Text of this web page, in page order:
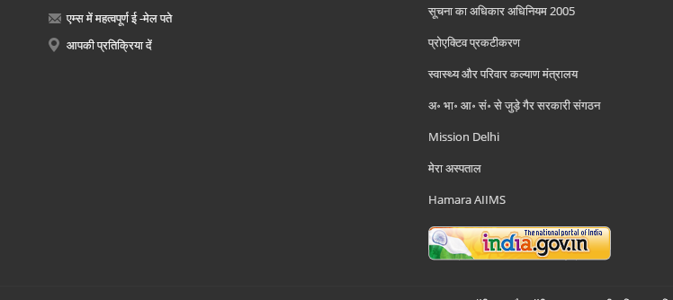
एम्स में महत्वपूर्ण ई -मेल पते
आपकी प्रतिक्रिया दें
सूचना का अधिकार अधिनियम 2005
प्रोएक्टिव प्रकटीकरण
स्वास्थ्य और परिवार कल्याण मंत्रालय
अ॰ भा॰ आ॰ सं॰ से जुड़े गैर सरकारी संगठन
Mission Delhi
मेरा अस्पताल
Hamara AIIMS